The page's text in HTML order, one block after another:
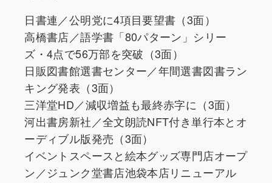
日書連／公明党に4項目要望書（3面）
高橋書店／語学書「80パターン」シリー
ズ・4点で56万部を突破（3面）
日販図書館選書センター／年間選書図書ラン
キング発表（3面）
三洋堂HD／減収増益も最終赤字に（3面）
河出書房新社／全文朗読NFT付き単行本とオ
ーディブル版発売（3面）
イベントスペースと絵本グッズ専門店オープ
ン／ジュンク堂書店池袋本店リニューアル